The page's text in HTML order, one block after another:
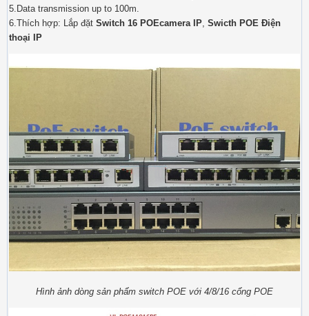
5.Data transmission up to 100m.
6.Thích hợp: Lắp đặt Switch 16 POEcamera IP Swicth POE Điện
thoại IP
Hình ảnh dòng sản phẩm switch POE với 4/8/16 cổng POE